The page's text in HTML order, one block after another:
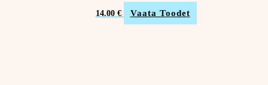
14.00 € Vaata Toodet